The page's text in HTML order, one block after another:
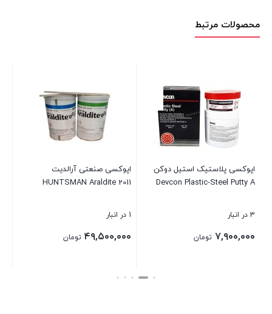
محصولات مرتبط
اپوکسی پلاستیک استیل دوکن
Devcon Plastic-Steel Putty A
3 در انبار
۷,۹۰۰,۰۰۰ تومان
اپوکسی صنعتی آرالدیت
HUNTSMAN Araldite 2011
1 در انبار
۴۹,۵۰۰,۰۰۰ تومان
بستن